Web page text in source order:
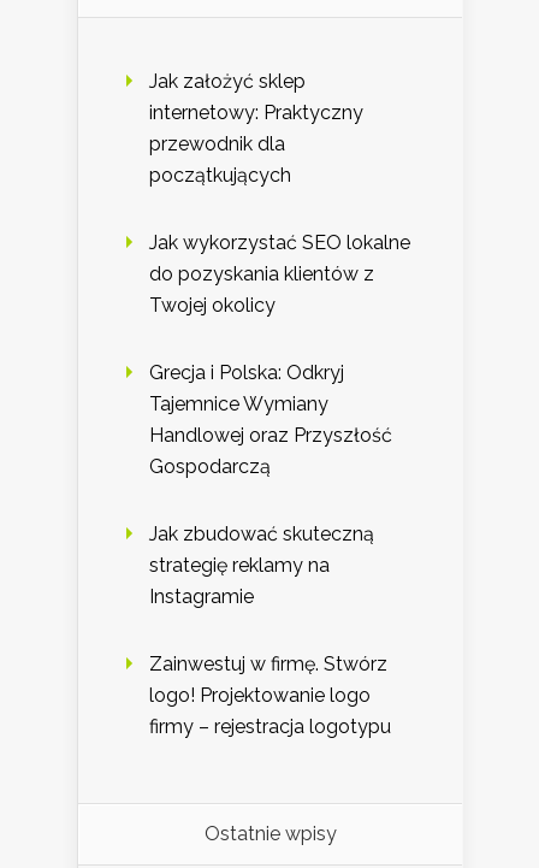
Jak założyć sklep
internetowy: Praktyczny
przewodnik dla
początkujących
Jak wykorzystać SEO lokalne
do pozyskania klientów z
Twojej okolicy
Grecja i Polska: Odkryj
Tajemnice Wymiany
Handlowej oraz Przyszłość
Gospodarczą
Jak zbudować skuteczną
strategię reklamy na
Instagramie
Zainwestuj w firmę. Stwórz
logo! Projektowanie logo
firmy – rejestracja logotypu
Ostatnie wpisy